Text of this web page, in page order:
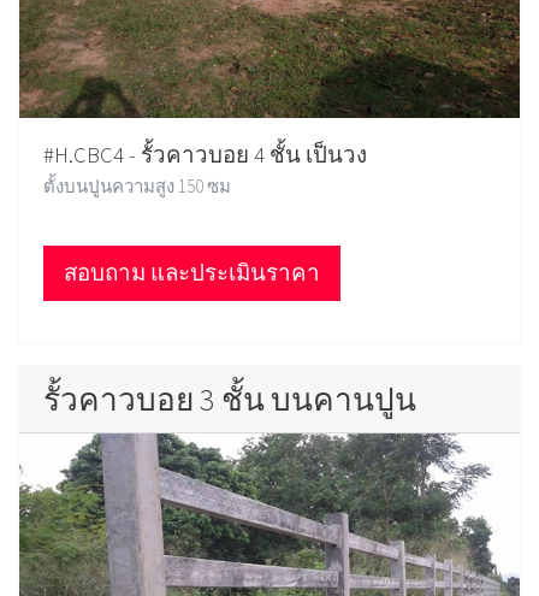
#H.CBC4 - รั้วคาวบอย 4 ชั้น เป็นวง
ตั้งบนปูนความสูง 150 ซม
สอบถาม และประเมินราคา
รั้วคาวบอย 3 ชั้น บนคานปูน